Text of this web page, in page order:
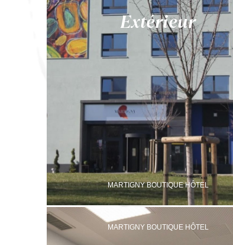
Extérieur
MARTIGNY BOUTIQUE HÔTEL
MARTIGNY BOUTIQUE HÔTEL